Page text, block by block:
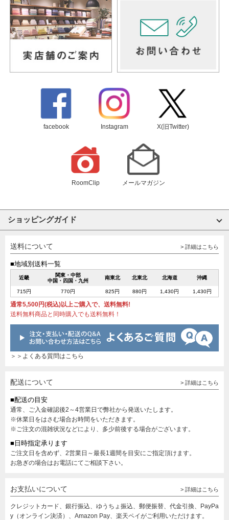
facebook Instagram X(旧Twitter)
RoomClip メールマガジン
ショッピングガイド
送料について > 詳細はこちら
■地域別送料一覧
近畿
関東・中部
中国・四国・九州
南東北 北東北 北海道 沖縄
715円 770円 825円 880円 1,430円 1,430円
通常5,500円(税込)以上ご購入で、送料無料!
送料無料商品と同時購入でも送料無料！
＞＞よくある質問はこちら
配送について > 詳細はこちら
■配送の目安
通常、ご入金確認後2～4営業日で弊社から発送いたします。
※休業日をはさむ場合お時間をいただきます。
※ご注文の混雑状況などにより、多少前後する場合がございます。
■日時指定承ります
ご注文日を含めず、2営業日～最長1週間を目安にご指定頂けます。
お急ぎの場合はお電話にてご相談下さい。
お支払いについて > 詳細はこちら
クレジットカード、銀行振込、ゆうちょ振込、郵便振替、代金引換、PayPa
y（オンライン決済）、Amazon Pay、楽天ペイがご利用いただけます。